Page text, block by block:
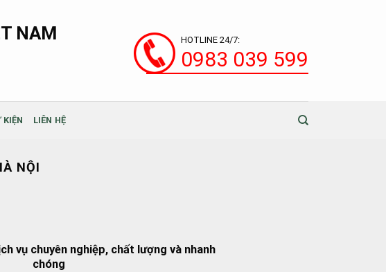
NAM HOTLINE 24/7:
0983 039 599
LIÊN HỆ
NỘI
vụ chuyên nghiệp, chất lượng và nhanh
chóng